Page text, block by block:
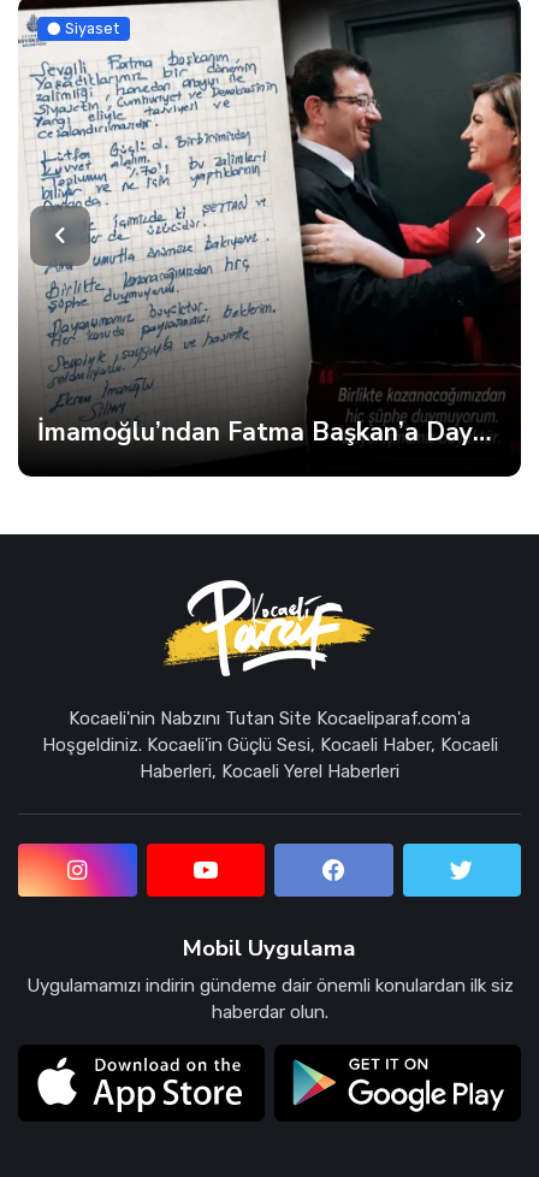
Siyaset
İmamoğlu’ndan Fatma Başkan’a Dayanışma Mektubu
Kocaeli'nin Nabzını Tutan Site Kocaeliparaf.com'a
Hoşgeldiniz. Kocaeli'in Güçlü Sesi, Kocaeli Haber, Kocaeli
Haberleri, Kocaeli Yerel Haberleri
Mobil Uygulama
Uygulamamızı indirin gündeme dair önemli konulardan ilk siz
haberdar olun.